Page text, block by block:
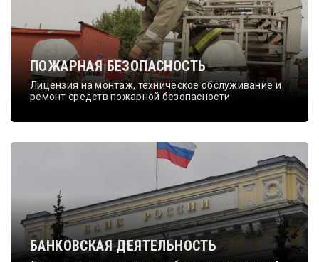
ПОЖАРНАЯ БЕЗОПАСНОСТЬ
Лицензия на монтаж, техническое обслуживание и
ремонт средств пожарной безопасности
БАНКОВСКАЯ ДЕЯТЕЛЬНОСТЬ